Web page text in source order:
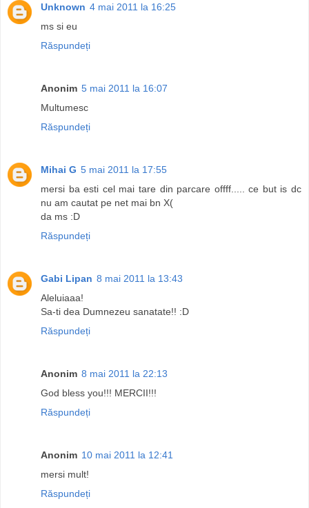
Unknown 4 mai 2011 la 16:25
ms si eu
Răspundeți
Anonim 5 mai 2011 la 16:07
Multumesc
Răspundeți
Mihai G 5 mai 2011 la 17:55
mersi ba esti cel mai tare din parcare offff..... ce but is dc
nu am cautat pe net mai bn X(
da ms :D
Răspundeți
Gabi Lipan 8 mai 2011 la 13:43
Aleluiaaa!
Sa-ti dea Dumnezeu sanatate!! :D
Răspundeți
Anonim 8 mai 2011 la 22:13
God bless you!!! MERCII!!!
Răspundeți
Anonim 10 mai 2011 la 12:41
mersi mult!
Răspundeți